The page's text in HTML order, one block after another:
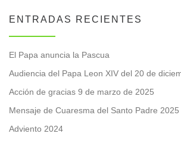
ENTRADAS RECIENTES
El Papa anuncia la Pascua
Audiencia del Papa Leon XIV del 20 de
Acción de gracias 9 de marzo de 2025
Mensaje de Cuaresma del Santo Padre 2025
Adviento 2024